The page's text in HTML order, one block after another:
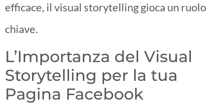
efficace, il visual storytelling gioca un ruolo
chiave.
L’Importanza del Visual
Storytelling per la tua
Pagina Facebook